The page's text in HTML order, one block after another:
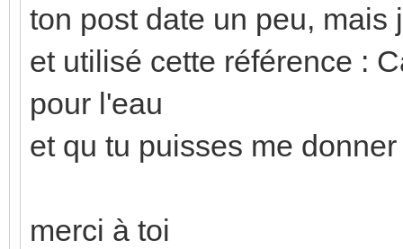
ton post date un peu, mais
et utilisé cette référence :
pour l'eau
et qu tu puisses me
merci à toi